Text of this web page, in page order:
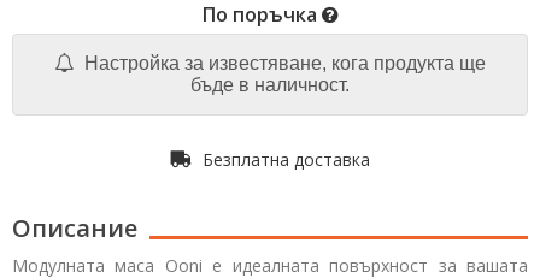
По поръчка
бъде в наличност.
Безплатна доставка
Описание
Модулната маса Ooni е идеалната повърхност за вашата